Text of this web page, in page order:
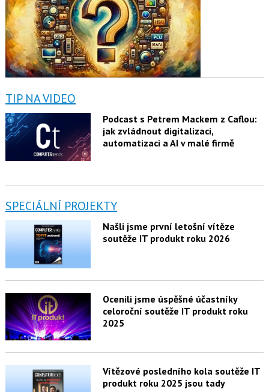
TIP NA VIDEO
Podcast s Petrem Mackem z Caflou:
jak zvládnout digitalizaci,
automatizaci a AI v malé firmě
SPECIÁLNÍ PROJEKTY
Našli jsme první letošní vítěze
soutěže IT produkt roku 2026
Ocenili jsme úspěšné účastníky
celoroční soutěže IT produkt roku
2025
Vítězové posledního kola soutěže IT
produkt roku 2025 jsou tady